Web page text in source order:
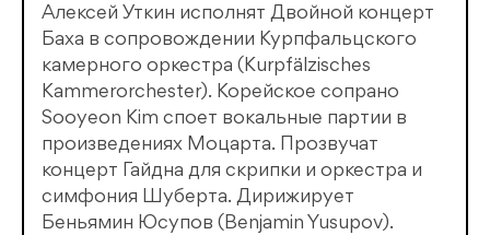
Алексей Уткин исполнят Двойной концерт
Баха в сопровождении Курпфальцского
камерного оркестра (Kurpfälzisches
Kammerorchester). Корейское сопрано
Sooyeon Kim споет вокальные партии в
произведениях Моцарта. Прозвучат
концерт Гайдна для скрипки и оркестра и
симфония Шуберта. Дирижирует
Беньямин Юсупов (Benjamin Yusupov).